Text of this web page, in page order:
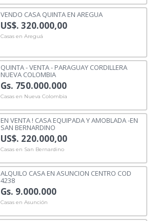
VENDO CASA QUINTA EN AREGUA
US$. 320.000,00
Casas en Areguá
QUINTA - VENTA - PARAGUAY CORDILLERA
NUEVA COLOMBIA
Gs. 750.000.000
Casas en Nueva Colombia
EN VENTA ! CASA EQUIPADA Y AMOBLADA -EN
SAN BERNARDINO
US$. 220.000,00
Casas en San Bernardino
ALQUILO CASA EN ASUNCION CENTRO COD
4238
Gs. 9.000.000
Casas en Asunción